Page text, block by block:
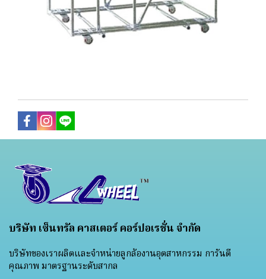
บริษัท เซ็นทรัล คาสเตอร์ คอร์ปอเรชั่น จำกัด
บริษัทของเราผลิตและจำหน่ายลูกล้องานอุตสาหกรรม การันตี
คุณภาพ มาตรฐานระดับสากล